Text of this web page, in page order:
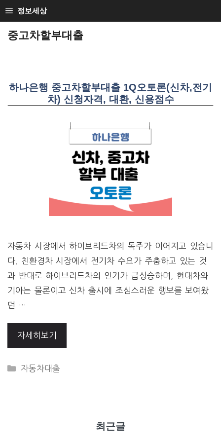
SKIP
TO
CONTENT
정보세상
중고차할부대출
하나은행 중고차할부대출 1Q오토론(신차,전기
차) 신청자격, 대환, 신용점수
자동차 시장에서 하이브리드차의 독주가 이어지고 있습니
다. 친환경차 시장에서 전기차 수요가 주춤하고 있는 것
과 반대로 하이브리드차의 인기가 급상승하며, 현대차와
기아는 물론이고 신차 출시에 조심스러운 행보를 보여왔
던 …
자세히보기
CATEGORIES
자동차대출
최근글